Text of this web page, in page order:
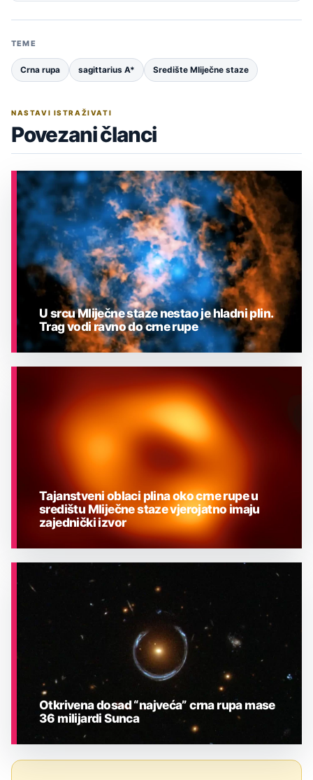
TEME
Crna rupa sagittarius A* Središte Mliječne staze
NASTAVI ISTRAŽIVATI
Povezani članci
U srcu Mliječne staze nestao je hladni plin.
Trag vodi ravno do crne rupe
ASTRONOMIJA
Tajanstveni oblaci plina oko crne rupe u
središtu Mliječne staze vjerojatno imaju
zajednički izvor
Otkrivena dosad “najveća” crna rupa mase
36 milijardi Sunca